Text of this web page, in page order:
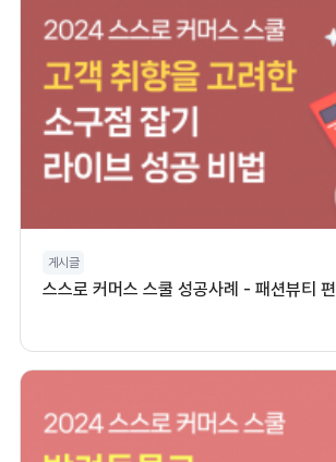
게시글
스스로 커머스 스쿨 성공사례 - 패션뷰티 편